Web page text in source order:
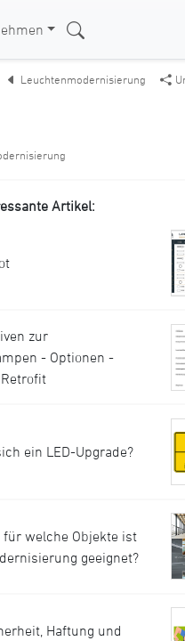
Leuchtenmodernisierung
Artikel:
zur
- Optionen -
ein LED-Upgrade?
welche Objekte ist
geeignet?
Haftung und